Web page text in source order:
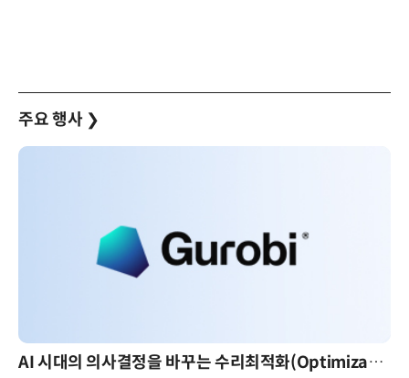
주요 행사 ❯
AI 시대의 의사결정을 바꾸는 수리최적화(Optimization): 실제 산업 적용 사례와 활용 전략